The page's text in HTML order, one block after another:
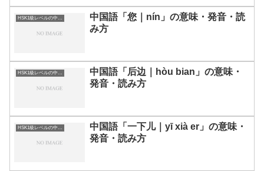
HSK1級レベルの中国語
中国語「您｜nín」の意味・発音・読
み方
HSK1級レベルの中国語
中国語「后边｜hòu bian」の意味・
発音・読み方
中国語「一下儿｜yī xià er」の意味・
発音・読み方